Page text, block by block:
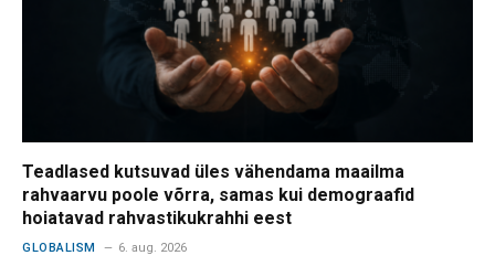
Teadlased kutsuvad üles vähendama maailma
rahvaarvu poole võrra, samas kui demograafid
hoiatavad rahvastikukrahhi eest
GLOBALISM 6. aug. 2026